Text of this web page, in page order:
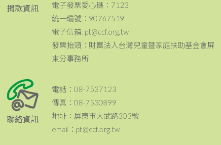
捐款資訊
電子發票愛心碼：7123
統一編號：90767519
電子信箱: pt@ccf.org.tw
發票抬頭：財團法人台灣兒童暨家庭扶助基金會屏
東分事務所
聯絡資訊
電話：08-7537123
傳真：08-7530899
地址：屏東市大武路303號
email：pt@ccf.org.tw